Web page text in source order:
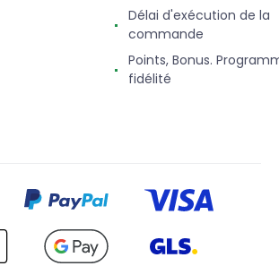
Délai d'exécution de la
commande
Points, Bonus.
fidélité